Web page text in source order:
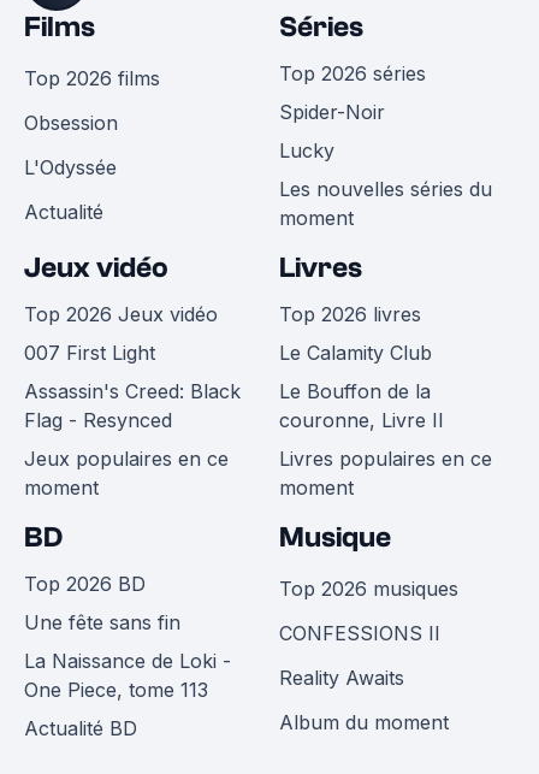
Films
Top 2026 films
Obsession
L'Odyssée
Actualité
Séries
Top 2026 séries
Spider-Noir
Lucky
Les nouvelles séries du
moment
Jeux vidéo
Top 2026 Jeux vidéo
007 First Light
Assassin's Creed: Black
Flag - Resynced
Jeux populaires en ce
moment
Livres
Top 2026 livres
Le Calamity Club
Le Bouffon de la
couronne, Livre II
Livres populaires en ce
moment
BD
Top 2026 BD
Une fête sans fin
La Naissance de Loki -
One Piece, tome 113
Actualité BD
Musique
Top 2026 musiques
CONFESSIONS II
Reality Awaits
Album du moment